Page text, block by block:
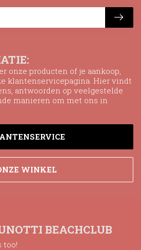
onze producten of je aankoop,
klantenservicepagina. Hier vindt
antwoorden op veelgestelde
manieren om met ons in
WINKEL
BEACHCLUB
too!